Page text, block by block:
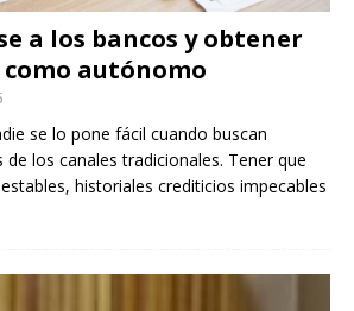
a los bancos y obtener
autónomo
se lo pone fácil cuando buscan
los canales tradicionales. Tener que
historiales crediticios impecables